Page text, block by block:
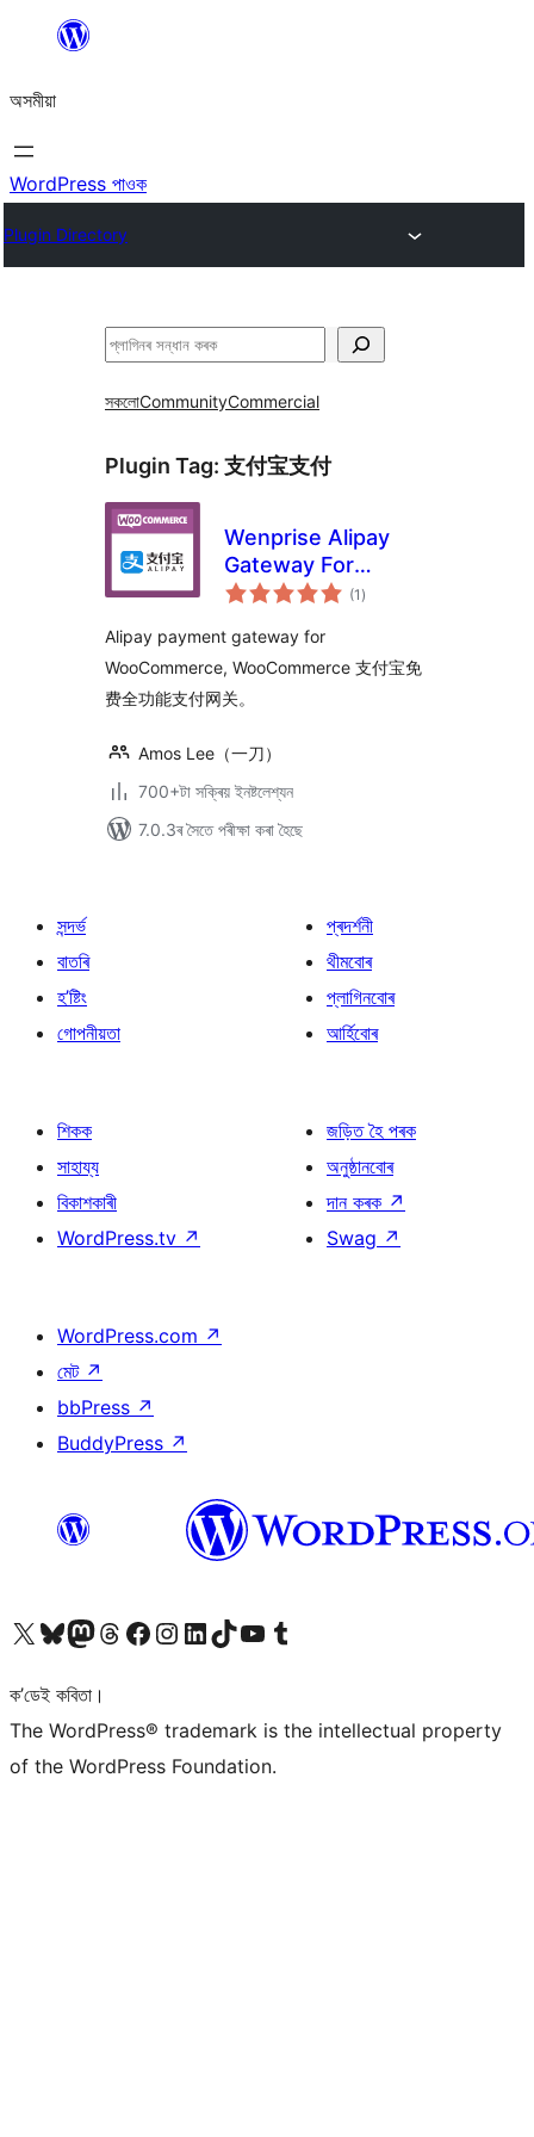
বিষয়বস্তুলৈ
যাওক
অসমীয়া
WordPress পাওক
Plugin Directory
সন্ধান
সকলোCommunityCommercial
Plugin Tag: 支付宝支付
Wenprise Alipay
Gateway For
WooCommerce
(1 টা
মুঠ)
Alipay payment gateway for
WooCommerce, WooCommerce 支付宝免
费全功能支付网关。
Amos Lee（一刀）
700+টা সক্ৰিয় ইনষ্টলেশ্যন
7.0.3ৰ সৈতে পৰীক্ষা কৰা হৈছে
সন্দৰ্ভ
বাতৰি
হ’ষ্টিং
গোপনীয়তা
প্ৰদৰ্শনী
থীমবোৰ
প্লাগিনবোৰ
আৰ্হিবোৰ
শিকক
সাহায্য
বিকাশকাৰী
WordPress.tv ↗
জড়িত হৈ পৰক
অনুষ্ঠানবোৰ
দান কৰক ↗
Swag ↗
WordPress.com ↗
মেট ↗
bbPress ↗
BuddyPress ↗
আমাৰ X (আগৰ Twitter) একাউণ্টলৈ যাওকআমাৰ Bluesky একাউণ্টলৈ যাওকআমাৰ Mastodon একাউণ্টলৈ যাওকআমাৰ Threads একাউণ্টলৈ যাওকআমাৰ Facebook পৃষ্ঠালৈ যাওকআমাৰ Instagram একাউণ্টলৈ যাওকআমাৰ LinkedIn একাউণ্টলৈ যাওকআমাৰ TikTok একাউণ্টলৈ যাওকআমাৰ YouTube চেনেললৈ যাওকআমাৰ Tumblr একাউণ্টলৈ যাওক
ক’ডেই কবিতা।
The WordPress® trademark is the intellectual property
of the WordPress Foundation.